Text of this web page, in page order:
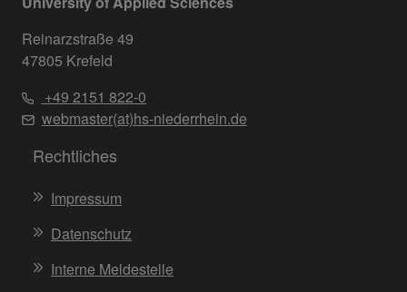
Reinarzstraße 49
47805 Krefeld
+49 2151 822-0
webmaster(at)hs-niederrhein.de
Rechtliches
Impressum
Datenschutz
Interne Meldestelle